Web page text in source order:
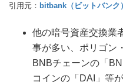
引用元： bitbank（ビットバンク
他の暗号資産交換業
事が多い、ポリゴン
BNBチェーンの「
コインの「DAI」等